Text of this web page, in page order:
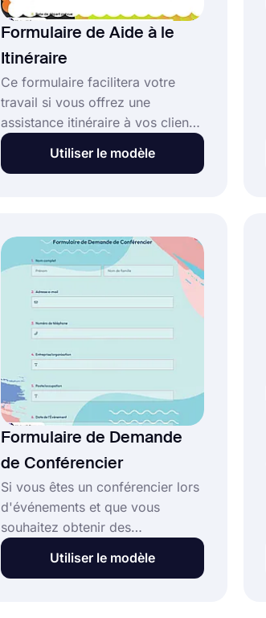
Formulaire de Aide à le
Itinéraire
Ce formulaire facilitera votre
travail si vous offrez une
assistance itinéraire à vos clients
dans votre agence de voyage.
Vous pouvez utiliser le modèle
détail quel type de voyage les
clients veulent.
Utiliser le modèle
Formulaire de Demande
de Conférencier
Si vous êtes un conférencier lors
d'événements et que vous
souhaitez obtenir des
informations plus détaillées sur
ces événements, le formulaire de
Utiliser le modèle